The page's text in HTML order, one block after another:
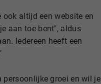
altijd een website en
aan toe bent", aldus
Iedereen heeft een
persoonlijke groei en wil je